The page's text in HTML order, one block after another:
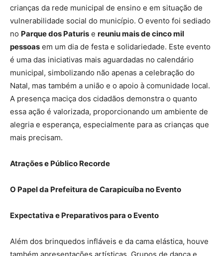
crianças da rede municipal de ensino e em situação de
vulnerabilidade social do município. O evento foi sediado
no Parque dos Paturis e reuniu mais de cinco mil
pessoas em um dia de festa e solidariedade. Este evento
é uma das iniciativas mais aguardadas no calendário
municipal, simbolizando não apenas a celebração do
Natal, mas também a união e o apoio à comunidade local.
A presença maciça dos cidadãos demonstra o quanto
essa ação é valorizada, proporcionando um ambiente de
alegria e esperança, especialmente para as crianças que
mais precisam.
Atrações e Público Recorde
O Papel da Prefeitura de Carapicuíba no Evento
Expectativa e Preparativos para o Evento
Além dos brinquedos infláveis e da cama elástica, houve